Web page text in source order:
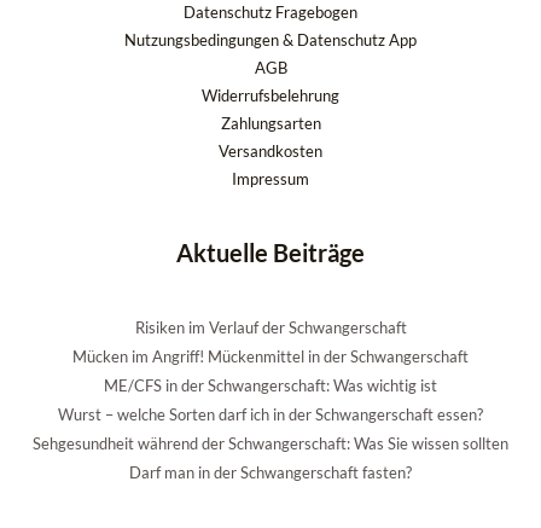
Datenschutz Fragebogen
Nutzungsbedingungen & Datenschutz App
AGB
Widerrufsbelehrung
Zahlungsarten
Versandkosten
Impressum
Aktuelle Beiträge
Risiken im Verlauf der Schwangerschaft
Mücken im Angriff! Mückenmittel in der Schwangerschaft
ME/CFS in der Schwangerschaft: Was wichtig ist
Wurst – welche Sorten darf ich in der Schwangerschaft essen?
Sehgesundheit während der Schwangerschaft: Was Sie wissen sollten
Darf man in der Schwangerschaft fasten?